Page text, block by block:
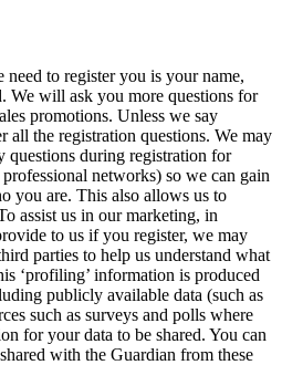
to register you is your name,
We will ask you more questions for
promotions. Unless we say
all the registration questions. We may
questions during registration for
networks) so we can gain
you are. This also allows us to
assist us in our marketing, in
to us if you register, we may
parties to help us understand what
‘profiling’ information is produced
publicly available data (such as
such as surveys and polls where
for your data to be shared. You can
with the Guardian from these